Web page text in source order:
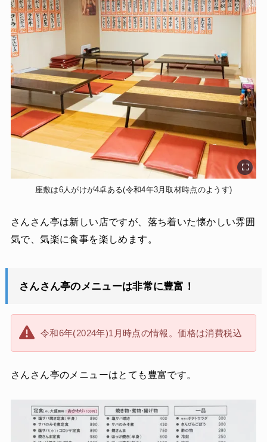
座敷は6人がけが4卓ある(令和4年3月取材時点のようす)
さんさん亭は新しい店ですが、落ち着いた懐かしい雰囲
気で、気楽に食事を楽しめます。
さんさん亭のメニューは非常に豊富！
令和6年(2024年)1月時点の情報。価格は消費税込
さんさん亭のメニューはとても豊富です。